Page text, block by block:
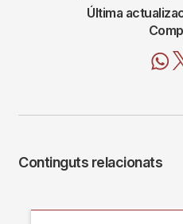
Última
Continguts relacionats